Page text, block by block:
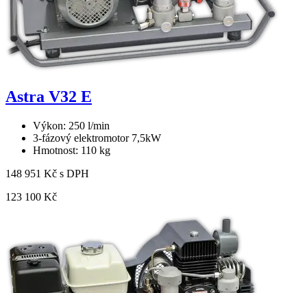
Astra V32 E
Výkon: 250 l/min
3-fázový elektromotor 7,5kW
Hmotnost: 110 kg
148 951 Kč s DPH
123 100 Kč